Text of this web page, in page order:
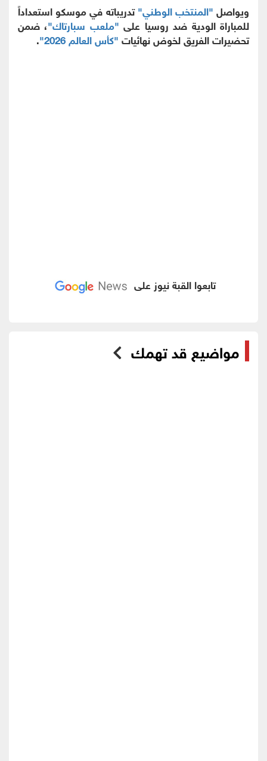
ويواصل"المنتخب الوطني"تدريباته في موسكو استعداداً
للمباراة الودية ضد روسيا على "ملعب سبارتاك"، ضمن
تحضيرات الفريق لخوض نهائيات"كأس العالم 2026" .
تابعوا القبة نيوز على
مواضيع قد تهمك